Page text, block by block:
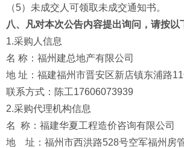
（5）未成交人可领取未成交通知书。
八、凡对本次公告内容提出询问，请按以
1.采购人信息
名 称：福州建总地产有限公司
地 址：福建福州市晋安区新店镇东浦路
联系方式：陈工17606073939
2.采购代理机构信息
名 称：福建华夏工程造价咨询有限公司
地 址：福州市西洪路528号空军福州房